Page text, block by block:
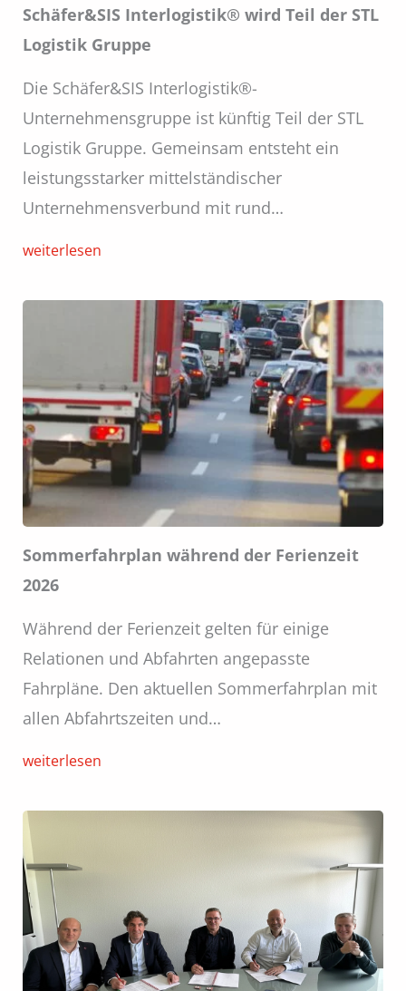
Schäfer&SIS Interlogistik® wird Teil der STL
Logistik Gruppe
Die Schäfer&SIS Interlogistik®-
Unternehmensgruppe ist künftig Teil der STL
Logistik Gruppe. Gemeinsam entsteht ein
leistungsstarker mittelständischer
Unternehmensverbund mit rund…
weiterlesen
Sommerfahrplan während der Ferienzeit
2026
Während der Ferienzeit gelten für einige
Relationen und Abfahrten angepasste
Fahrpläne. Den aktuellen Sommerfahrplan mit
allen Abfahrtszeiten und…
weiterlesen